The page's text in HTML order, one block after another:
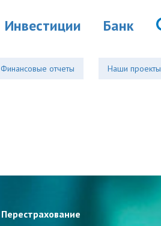
Инвестиции Банк
Финансовые отчеты Наши проекты
Перестрахование